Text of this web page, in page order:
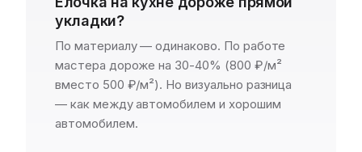
укладки?
По материалу — одинаково. По работе
мастера дороже на 30-40% (800 ₽/м²
вместо 500 ₽/м²). Но визуально разница
— как между автомобилем и хорошим
автомобилем.